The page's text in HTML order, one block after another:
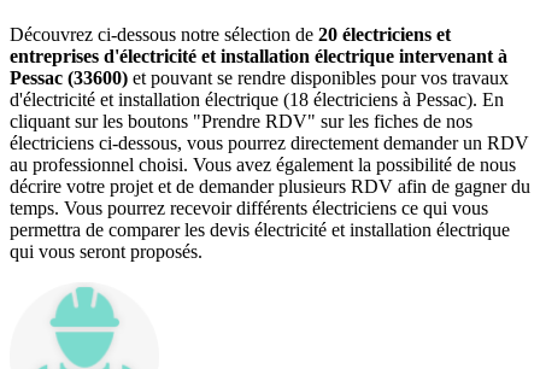
Découvrez ci-dessous notre sélection de 20 électriciens et
entreprises d'électricité et installation électrique intervenant à
Pessac (33600) et pouvant se rendre disponibles pour vos travaux
d'électricité et installation électrique (18 électriciens à Pessac). En
cliquant sur les boutons "Prendre RDV" sur les fiches de nos
électriciens ci-dessous, vous pourrez directement demander un RDV
au professionnel choisi. Vous avez également la possibilité de nous
décrire votre projet et de demander plusieurs RDV afin de gagner du
temps. Vous pourrez recevoir différents électriciens ce qui vous
permettra de comparer les devis électricité et installation électrique
qui vous seront proposés.